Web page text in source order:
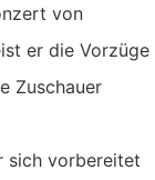
von
er die Vorzüge
Zuschauer
sich vorbereitet